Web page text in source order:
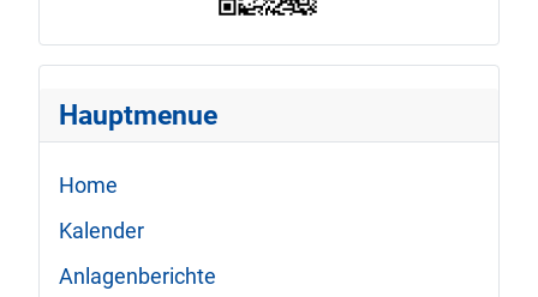
Hauptmenue
Home
Kalender
Anlagenberichte